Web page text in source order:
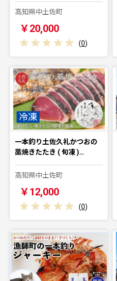
高知県中土佐町
￥20,000
(0)
一本釣り土佐久礼かつおの
藁焼きたたき ( 旬凍 )…
高知県中土佐町
￥12,000
(0)